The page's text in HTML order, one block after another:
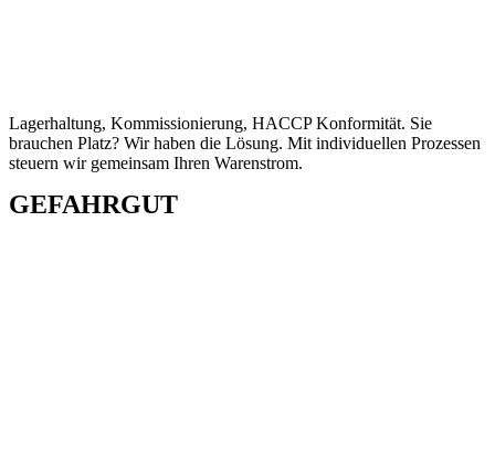
Lagerhaltung, Kommissionierung, HACCP Konformität. Sie
brauchen Platz? Wir haben die Lösung. Mit individuellen Prozessen
steuern wir gemeinsam Ihren Warenstrom.
GEFAHRGUT